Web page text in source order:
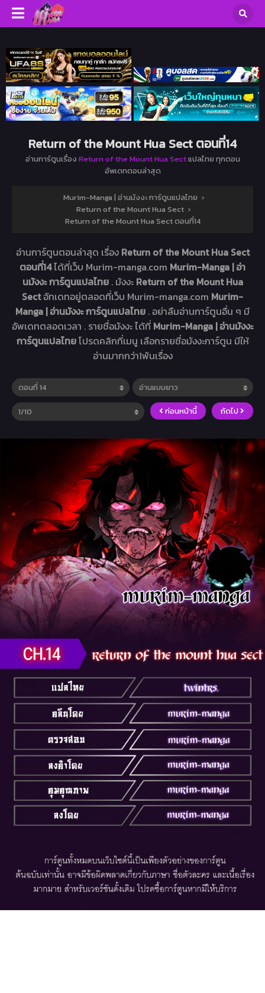
Return of the Mount Hua Sect ตอนที่14
อ่านการ์ตูนเรื่อง Return of the Mount Hua Sectแปลไทย ทุกตอน
อัพเดทตอนล่าสุด
Murim-Manga | อ่านมังงะ การ์ตูนแปลไทย ›
Return of the Mount Hua Sect ›
Return of the Mount Hua Sect ตอนที่14
อ่านการ์ตูนตอนล่าสุด เรื่อง Return of the Mount Hua Sect
ตอนที่14ได้ที่เว็บ Murim-manga.com Murim-Manga | อ่า
นมังงะ การ์ตูนแปลไทย . มังงะ Return of the Mount Hua
Sectอัทเดทอยู่ตลอดที่เว็บ Murim-manga.com Murim-
Manga | อ่านมังงะ การ์ตูนแปลไทย . อย่าลืมอ่านการ์ตูนอื่น ๆ มี
อัพเดทตลอดเวลา . รายชื่อมังงะ ได้ที่ Murim-Manga | อ่านมังงะ
การ์ตูนแปลไทยโปรดคลิกที่เมนู เลือกรายชื่อมังงะการ์ตูน มีให้
อ่านมากกว่า1พันเรื่อง
ก่อนหน้านี้ ถัดไป